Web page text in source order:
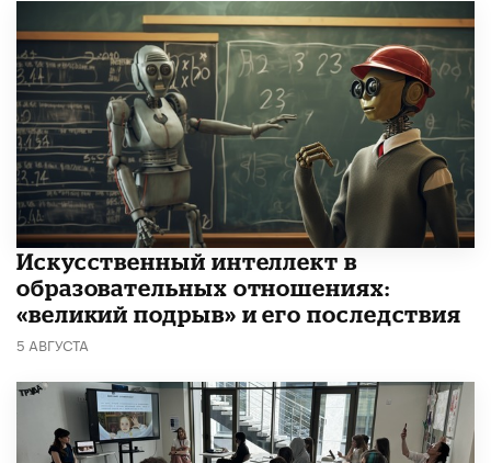
​Искусственный интеллект в
образовательных отношениях:
«великий подрыв» и его последствия
5 АВГУСТА